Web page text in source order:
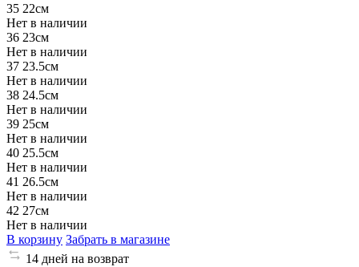
35 22см
Нет в наличии
36 23см
Нет в наличии
37 23.5см
Нет в наличии
38 24.5см
Нет в наличии
39 25см
Нет в наличии
40 25.5см
Нет в наличии
41 26.5см
Нет в наличии
42 27см
Нет в наличии
В корзину Забрать в магазине
14 дней на возврат